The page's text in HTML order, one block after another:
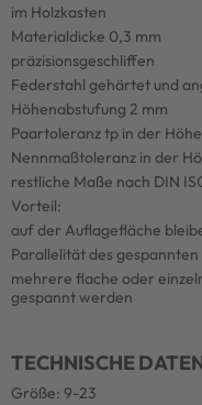
im Holzkasten
Materialdicke 0,3 mm
präzisionsgeschliffen
Federstahl gehärtet und
Höhenabstufung 2 mm
Paartoleranz tp in der
Nennmaßtoleranz in der
restliche Maße nach DIN
Vorteil:
auf der Auflagefläche
Parallelität des
mehrere flache oder
gespannt werden
TECHNISCHE
Größe: 9-23